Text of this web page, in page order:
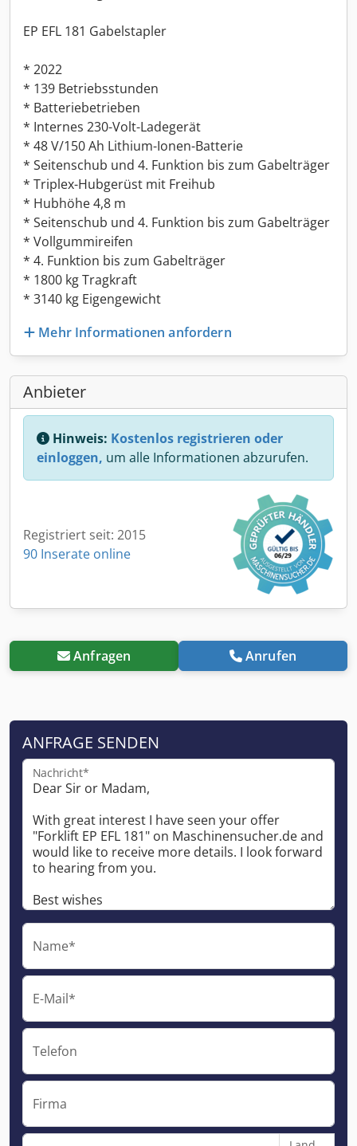
EP EFL 181 Gabelstapler
* 2022
* 139 Betriebsstunden
* Batteriebetrieben
* Internes 230-Volt-Ladegerät
* 48 V/150 Ah Lithium-Ionen-Batterie
* Seitenschub und 4. Funktion bis zum Gabelträger
* Triplex-Hubgerüst mit Freihub
* Hubhöhe 4,8 m
* Seitenschub und 4. Funktion bis zum Gabelträger
* Vollgummireifen
* 4. Funktion bis zum Gabelträger
* 1800 kg Tragkraft
* 3140 kg Eigengewicht
Mehr Informationen anfordern
Anbieter
Hinweis: Kostenlos registrieren oder
einloggen, um alle Informationen abzurufen.
Registriert seit: 2015
90 Inserate online
Anfragen Anrufen
ANFRAGE SENDEN
Nachricht*
Name*
E-Mail*
Telefon
Firma